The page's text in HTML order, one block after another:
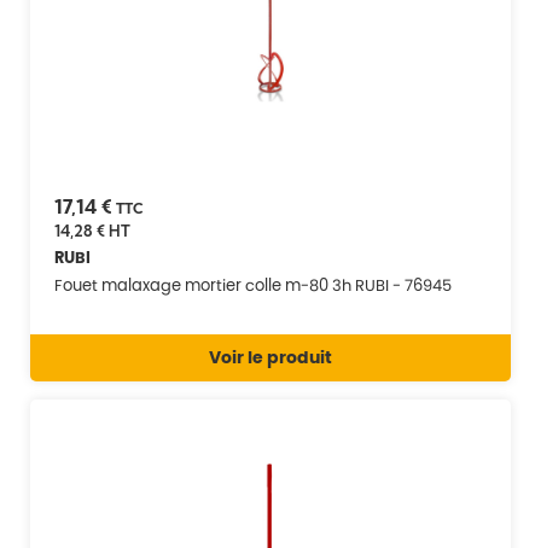
17,14 € TTC
14,28 €HT
RUBI
Fouet malaxage mortier colle m-80 3h RUBI - 76945
Voir le produit